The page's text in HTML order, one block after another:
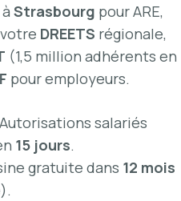
à Strasbourg pour ARE,
DREETS régionale,
(1,5 million adhérents en
pour employeurs.
salariés
15 jours.
gratuite dans 12 mois
).